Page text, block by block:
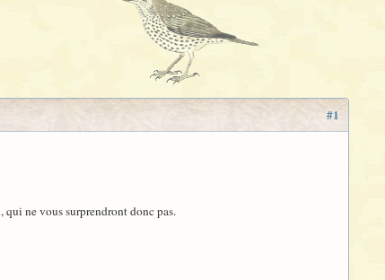
#1
qui ne vous surprendront donc pas.